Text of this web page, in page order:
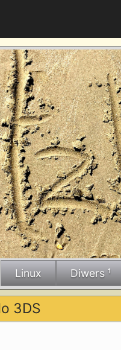
Linux Diwers ¹
3DS